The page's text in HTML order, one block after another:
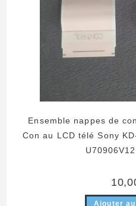
Ensemble nappes de
Con au LCD télé Sony
Ajouter